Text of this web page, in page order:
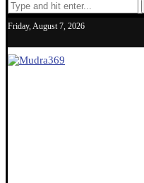
Friday, August 7, 2026